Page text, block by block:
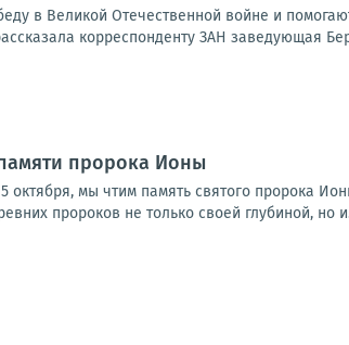
в Великой Отечественной войне и
корреспонденту ЗАН заведующая
пророка Ионы
октября, мы чтим память святого пророка
пророков не только своей глубиной, но